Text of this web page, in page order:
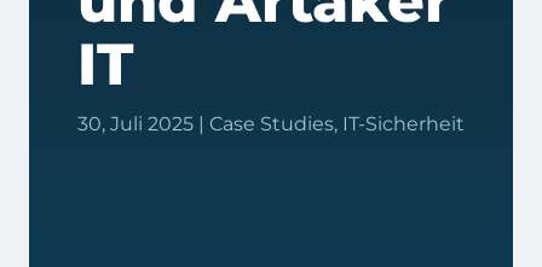
IT
30, Juli 2025 | Case Studies, IT-Sicherheit